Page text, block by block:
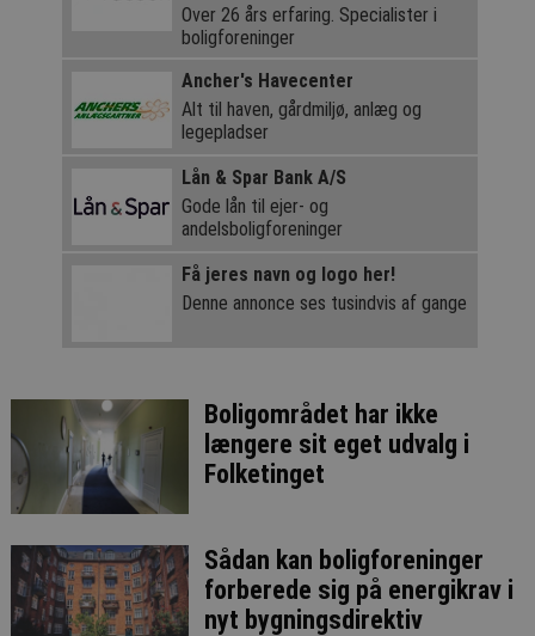
Over 26 års erfaring. Specialister i
boligforeninger
Ancher's Havecenter
Alt til haven, gårdmiljø, anlæg og
legepladser
Lån & Spar Bank A/S
Gode lån til ejer- og
andelsboligforeninger
Få jeres navn og logo her!
Denne annonce ses tusindvis af gange
Boligområdet har ikke
længere sit eget udvalg i
Folketinget
Sådan kan boligforeninger
forberede sig på energikrav i
nyt bygningsdirektiv